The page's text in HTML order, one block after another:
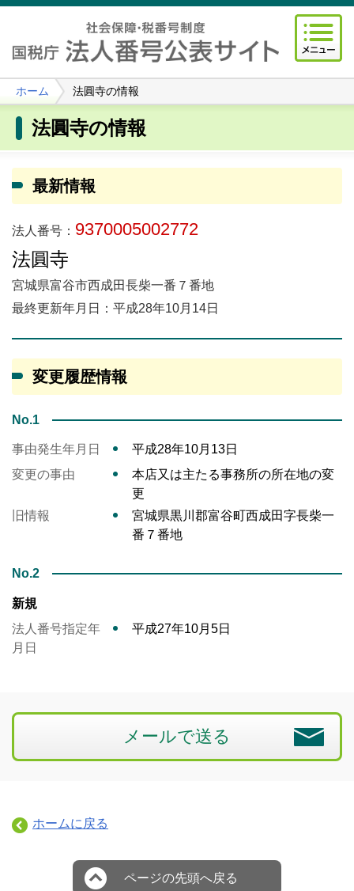
ホーム 法圓寺の情報
法圓寺の情報
最新情報
法人番号： 9370005002772
法圓寺
宮城県富谷市西成田長柴一番７番地
最終更新年月日：平成28年10月14日
変更履歴情報
No.1
事由発生年月日
平成28年10月13日
変更の事由
本店又は主たる事務所の所在地の変
更
旧情報
宮城県黒川郡富谷町西成田字長柴一
番７番地
No.2
新規
法人番号指定年
月日
平成27年10月5日
メールで送る
ホームに戻る
ページの先頭へ戻る